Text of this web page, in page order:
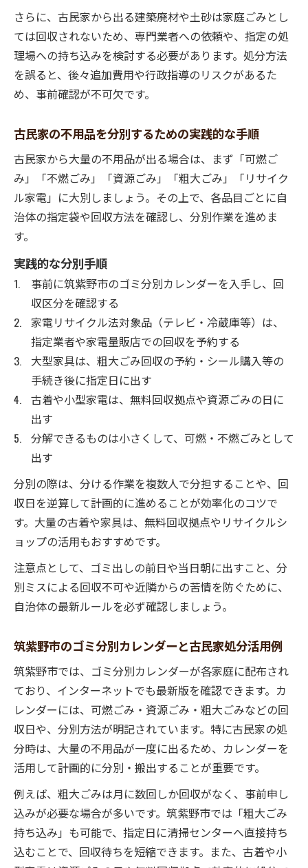
化
古民家処分で無料回収と有料処分の分け方
古民家で使える無料回収ボックスの設置情
報
ポイント
失敗しない古民家の処分とゴミ出しのコツ
古民家処分をスムーズに進めるタイミング
と準備
古民家のゴミ出しでやりがちな失敗例と対
古民家整理で知っておきたい粗大ゴミの正
しい出し方
古民家のゴミカレンダーを活用した処分計
画
古民家処分時の持ち込みと回収の賢い使い
分け
さらに、古民家から出る建築廃材や土砂は家庭ごみとし
ては回収されないため、専門業者への依頼や、指定の処
理場への持ち込みを検討する必要があります。処分方法
を誤ると、後々追加費用や行政指導のリスクがあるた
め、事前確認が不可欠です。
古民家の不用品を分別するための実践的な手順
古民家から大量の不用品が出る場合は、まず「可燃ご
み」「不燃ごみ」「資源ごみ」「粗大ごみ」「リサイク
ル家電」に大別しましょう。その上で、各品目ごとに自
治体の指定袋や回収方法を確認し、分別作業を進めま
す。
実践的な分別手順
事前に筑紫野市のゴミ分別カレンダーを入手し、回
収区分を確認する
家電リサイクル法対象品（テレビ・冷蔵庫等）は、
指定業者や家電量販店での回収を予約する
大型家具は、粗大ごみ回収の予約・シール購入等の
手続き後に指定日に出す
古着や小型家電は、無料回収拠点や資源ごみの日に
出す
分解できるものは小さくして、可燃・不燃ごみとして
出す
分別の際は、分ける作業を複数人で分担することや、回
収日を逆算して計画的に進めることが効率化のコツで
す。大量の古着や家具は、無料回収拠点やリサイクルシ
ョップの活用もおすすめです。
注意点として、ゴミ出しの前日や当日朝に出すこと、分
別ミスによる回収不可や近隣からの苦情を防ぐために、
自治体の最新ルールを必ず確認しましょう。
筑紫野市のゴミ分別カレンダーと古民家処分活用例
筑紫野市では、ゴミ分別カレンダーが各家庭に配布され
ており、インターネットでも最新版を確認できます。カ
レンダーには、可燃ごみ・資源ごみ・粗大ごみなどの回
収日や、分別方法が明記されています。特に古民家の処
分時は、大量の不用品が一度に出るため、カレンダーを
活用して計画的に分別・搬出することが重要です。
例えば、粗大ごみは月に数回しか回収がなく、事前申し
込みが必要な場合が多いです。筑紫野市では「粗大ごみ
持ち込み」も可能で、指定日に清掃センターへ直接持ち
込むことで、回収待ちを短縮できます。また、古着や小